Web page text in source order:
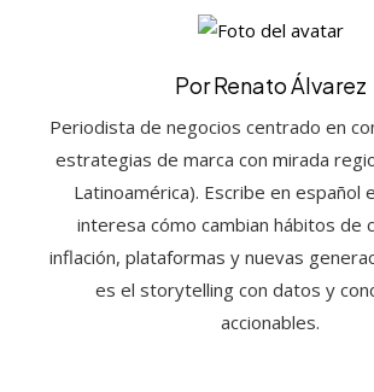
Por Renato Álvarez
Periodista de negocios centrado en
estrategias de marca con mirada
Latinoamérica). Escribe en español
interesa cómo cambian hábitos de
inflación, plataformas y nuevas
es el storytelling con datos y
accionables.